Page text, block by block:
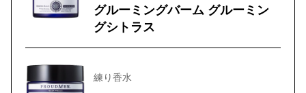
グルーミングバーム グルーミン
グシトラス
練り香水